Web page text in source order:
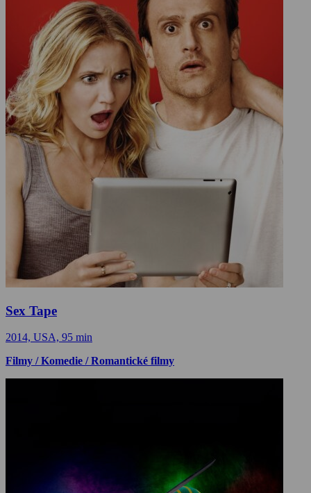
Sex Tape
2014, USA, 95 min
Filmy / Komedie / Romantické filmy